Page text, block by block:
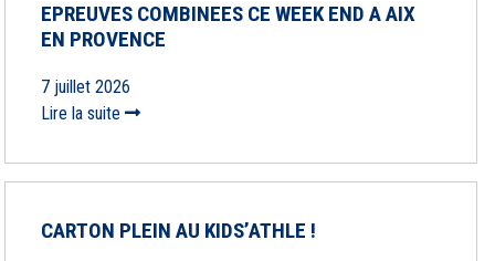
EPREUVES COMBINEES CE WEEK END A AIX
EN PROVENCE
7 juillet 2026
Lire la suite
CARTON PLEIN AU KIDS’ATHLE !